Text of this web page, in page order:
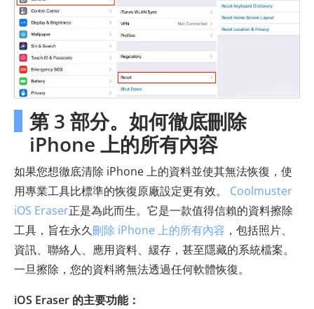
第 3 部分。如何徹底刪除
iPhone 上的所有內容
如果您想徹底清除 iPhone 上的資料並使其無法恢復，使
用專業工具比標準的恢復原廠設定更有效。 Coolmuster
iOS Eraser正是為此而生。它是一款值得信賴的資料擦除
工具，旨在永久刪除 iPhone 上的所有內容 ，包括照片、
資訊、聯絡人、應用資料、緩存，甚至隱藏的系統檔案。
一旦擦除，您的資料將無法透過任何軟體恢復。
iOS Eraser 的主要功能：